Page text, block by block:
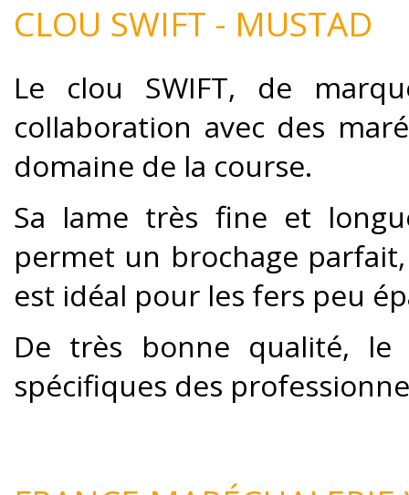
CLOU SWIFT - MUSTAD
Le clou SWIFT, de
collaboration avec des
domaine de la course.
Sa lame très fine et
permet un brochage
est idéal pour les fers peu
De très bonne qualité, le
spécifiques des